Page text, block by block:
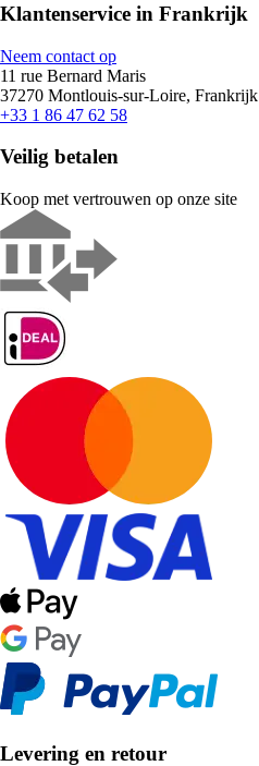
Klantenservice in Frankrijk
Neem contact op
11 rue Bernard Maris
37270 Montlouis-sur-Loire, Frankrijk
+33 1 86 47 62 58
Veilig betalen
Koop met vertrouwen op onze site
Levering en retour